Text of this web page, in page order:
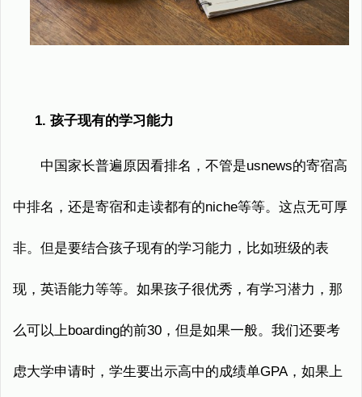
1. 孩子现有的学习能力
中国家长普遍原因看排名，不管是usnews的寄宿高
中排名，还是寄宿和走读都有的niche等等。这点无可厚
非。但是要结合孩子现有的学习能力，比如班级的表
现，英语能力等等。如果孩子很优秀，有学习潜力，那
么可以上boarding的前30，但是如果一般。我们还要考
虑大学申请时，学生要出示高中的成绩单GPA，如果上